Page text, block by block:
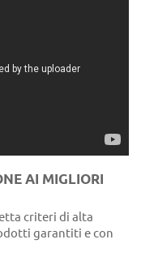
AI MIGLIORI
criteri di alta
garantiti e con